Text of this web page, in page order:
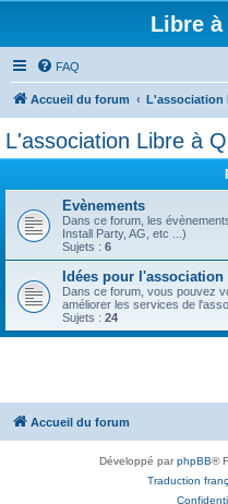
Libre
FAQ
Accueil du forum L'association
L'association Libre à
Evènements
Dans ce forum, les
Install Party, AG, etc ...)
Sujets : 6
Idées pour l'association
Dans ce forum, vous pouvez
améliorer les services de
Sujets : 24
Accueil du forum
Développé parphpBB®
Traduction